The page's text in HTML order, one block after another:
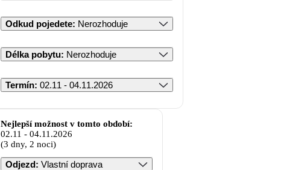
Odkud pojedete: Nerozhoduje
Délka pobytu: Nerozhoduje
Termín: 02.11 - 04.11.2026
Nejlepší možnost v tomto období:
02.11 - 04.11.2026
(3 dny, 2 noci)
Odjezd: Vlastní doprava